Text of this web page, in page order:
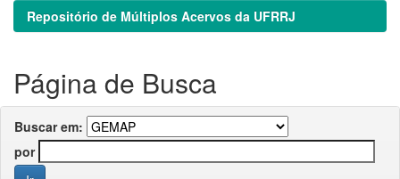
Repositório de Múltiplos Acervos da UFRRJ
Página de Busca
Buscar em:
por